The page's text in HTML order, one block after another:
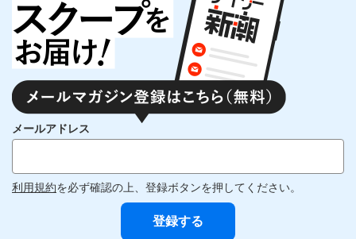
メールアドレス
利用規約を必ず確認の上、登録ボタンを押してください。